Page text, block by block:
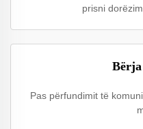
prisni
Bërja
Pas përfundimit të